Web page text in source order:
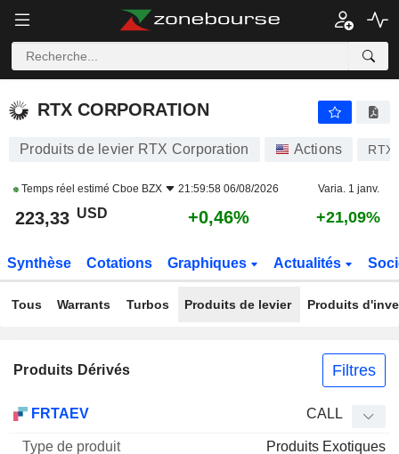
RTX CORPORATION
RTX CORPORATION
Produits de levier RTX Corporation Actions RTX
Temps réel estimé Cboe BZX 21:59:58 06/08/2026 Varia. 1 janv.
223,33 USD +0,46% +21,09%
Synthèse Cotations Graphiques Actualités
Tous Warrants Turbos Produits de levier Produits
Produits Dérivés Filtres
Mnemo Type produit
Cours
FRTAEV CALL
Produits Exotiques